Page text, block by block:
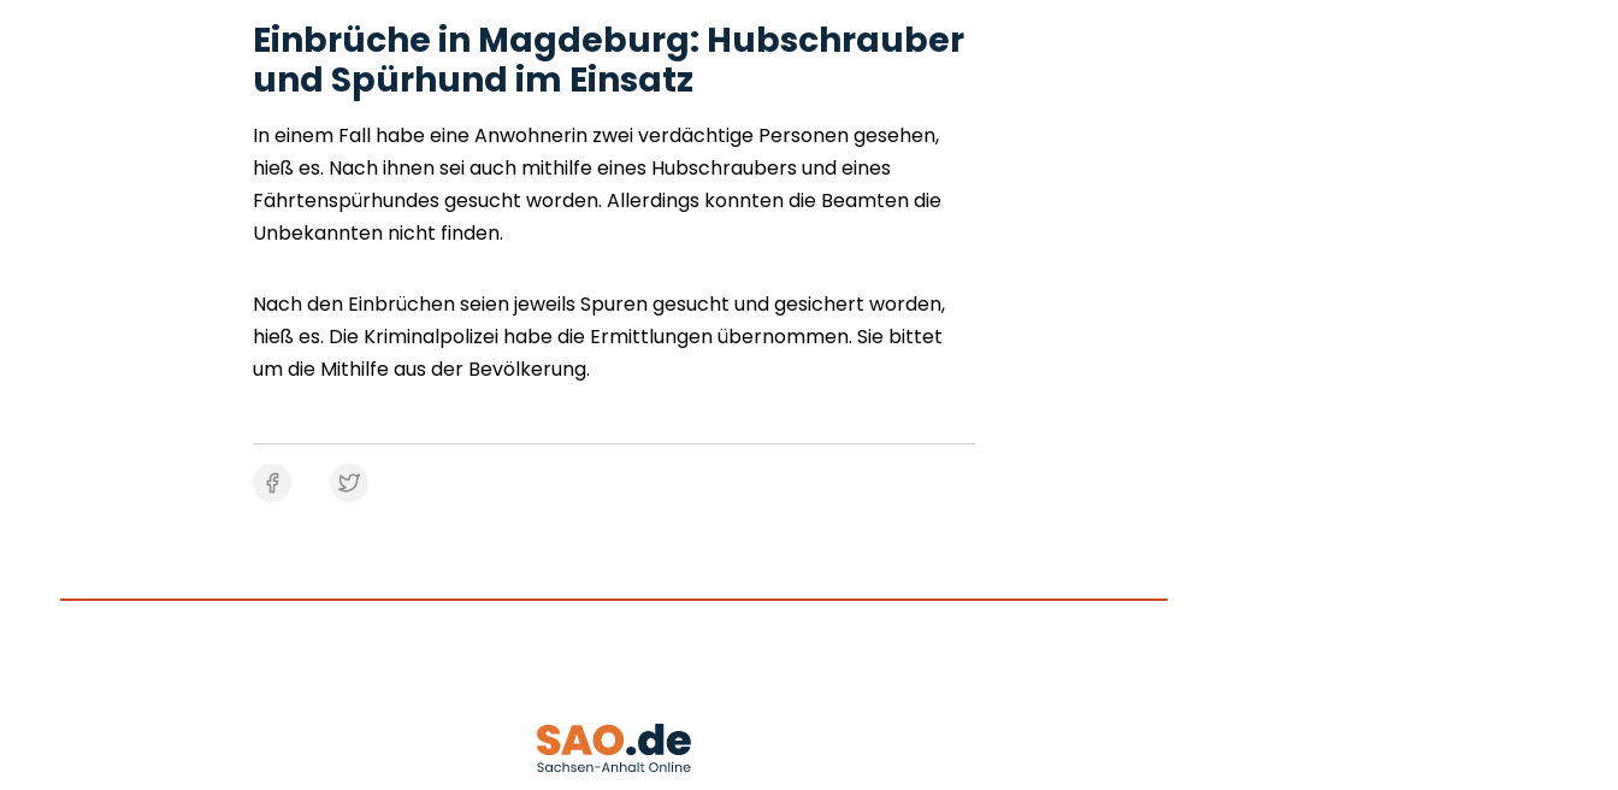
Einbrüche in Magdeburg: Hubschrauber
und Spürhund im Einsatz
In einem Fall habe eine Anwohnerin zwei verdächtige Personen gesehen,
hieß es. Nach ihnen sei auch mithilfe eines Hubschraubers und eines
Fährtenspürhundes gesucht worden. Allerdings konnten die Beamten die
Unbekannten nicht finden.
Nach den Einbrüchen seien jeweils Spuren gesucht und gesichert worden,
hieß es. Die Kriminalpolizei habe die Ermittlungen übernommen. Sie bittet
um die Mithilfe aus der Bevölkerung.